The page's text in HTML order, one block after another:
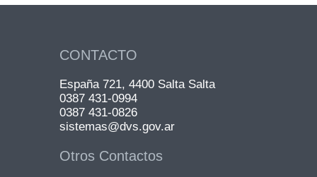
CONTACTO
España 721, 4400 Salta Salta
0387 431-0994
0387 431-0826
sistemas@dvs.gov.ar
Otros Contactos